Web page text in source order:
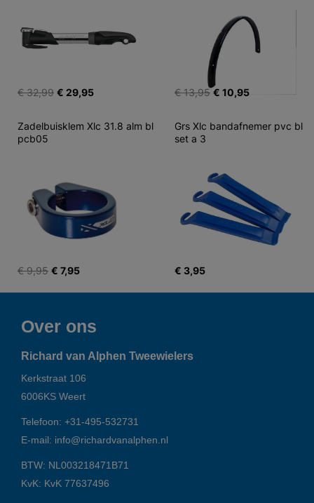
€ 32,99 € 29,95 € 13,95 € 10,95
Zadelbuisklem Xlc 31.8 alm bl
pcb05
€ 9,95 € 7,95
Grs Xlc bandafnemer pvc bl
set a 3
€ 3,95
Over ons
Richard van Alphen Tweewielers
Kerkstraat 106
6006KS Weert
Telefoon: +31-495-532731
E-mail: info@richardvanalphen.nl
BTW: NL003218471B71
KvK: KvK 77637496